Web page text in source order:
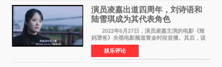
演员凌嘉出道四周年，刘诗语和
陆雪琪成为其代表角色
2022年6月27日，演员凌嘉主演的电影《辣
妈犟爸》央视电影频道黄金时段首播。其后，该
电影在央视电影频道多次复播（2022年8月10
日，2022年9月30日，2023年7月17日，2025年7
月14日）。除了多次复
娱乐评论